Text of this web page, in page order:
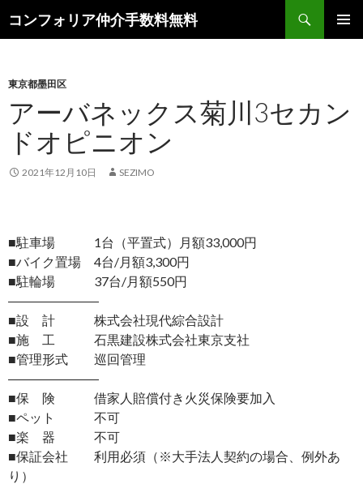
コンフォリア仲介手数料無料
索
ン
ツ
へ
ス
キ
ッ
東京都墨田区
アーバネックス菊川3セカン
ドオピニオン
2021年12月10日 SEZIMO
■駐車場 1台（平置式）月額33,000円
■バイク置場 4台/月額3,300円
■駐輪場 37台/月額550円
―――――――
■設 計 株式会社現代綜合設計
■施 工 石黒建設株式会社東京支社
■管理形式 巡回管理
―――――――
■保 険 借家人賠償付き火災保険要加入
■ペット 不可
■楽 器 不可
■保証会社 利用必須（※大手法人契約の場合、例外あ
り）